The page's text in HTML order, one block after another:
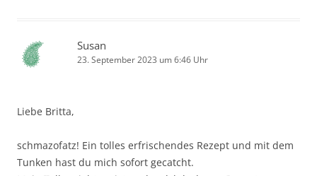
Susan
23. September 2023 um 6:46 Uhr
Liebe Britta,
schmazofatz! Ein tolles erfrischendes Rezept und mit dem
Tunken hast du mich sofort gecatcht.